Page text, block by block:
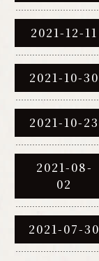
2021-12-11
2021-10-30
2021-10-23
2021-08-
02
2021-07-30